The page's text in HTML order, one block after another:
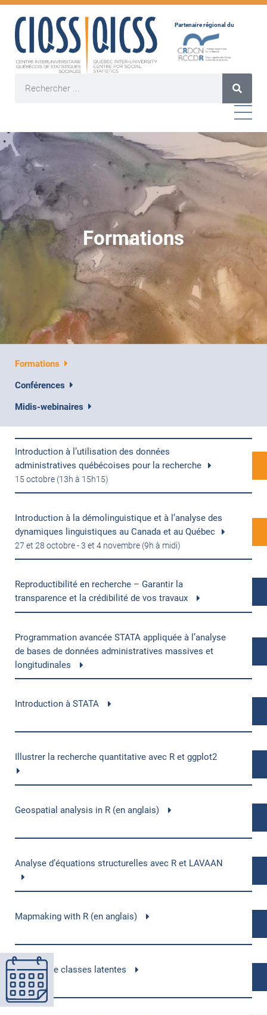
Partenaire régional du
Formations
Formations
Conférences
Midis-webinaires
Introduction à l’utilisation des données
administratives québécoises pour la recherche
15 octobre (13h à 15h15)
Introduction à la démolinguistique et à l’analyse des
dynamiques linguistiques au Canada et au Québec
27 et 28 octobre - 3 et 4 novembre (9h à midi)
Reproductibilité en recherche – Garantir la
transparence et la crédibilité de vos travaux
Programmation avancée STATA appliquée à l’analyse
de bases de données administratives massives et
longitudinales
Introduction à STATA
Illustrer la recherche quantitative avec R et ggplot2
Geospatial analysis in R (en anglais)
Analyse d’équations structurelles avec R et LAVAAN
Mapmaking with R (en anglais)
Analyse de classes latentes